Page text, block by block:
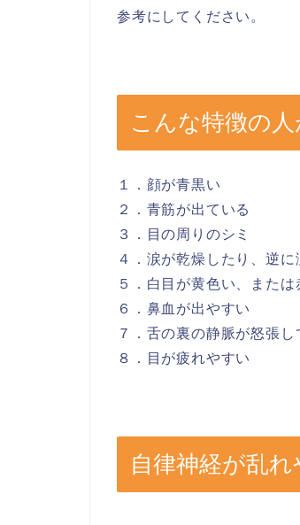
参考にしてください。
こんな特徴の
１．顔が青黒い
２．青筋が出ている
３．目の周りのシミ
４．涙が乾燥したり、逆に
５．白目が黄色い、または
６．鼻血が出やすい
７．舌の裏の静脈が怒張し
８．目が疲れやすい
自律神経が乱